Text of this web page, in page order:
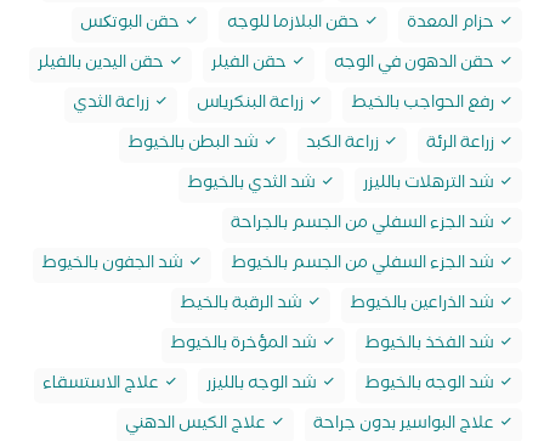
حزام المعدة
حقن البلازما للوجه
حقن البوتکس
حقن الدهون في الوجه
حقن الفيلر
حقن اليدين بالفيلر
رفع الحواجب بالخيط
زراعة البنكرياس
زراعة الثدي
زراعة الرئة
زراعة الكبد
شد البطن بالخيوط
شد الترهلات بالليزر
شد الثدي بالخيوط
شد الجزء السفلي من الجسم بالجراحة
شد الجزء السفلي من الجسم بالخيوط
شد الجفون بالخيوط
شد الذراعين بالخيوط
شد الرقبة بالخيط
شد الفخذ بالخيوط
شد المؤخرة بالخيوط
شد الوجه بالخيوط
شد الوجه بالليزر
علاج الاستسقاء
علاج البواسير بدون جراحة
علاج الكيس الدهني